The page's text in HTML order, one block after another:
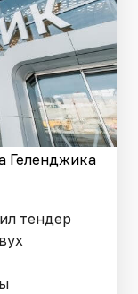
Геленджика
тендер